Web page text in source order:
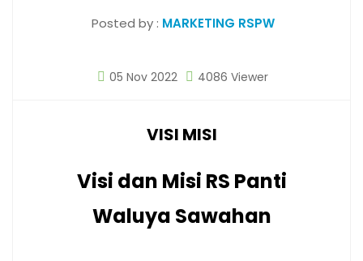
Posted by : MARKETING RSPW
05 Nov 2022 4086 Viewer
VISI MISI
Visi dan Misi RS Panti
Waluya Sawahan